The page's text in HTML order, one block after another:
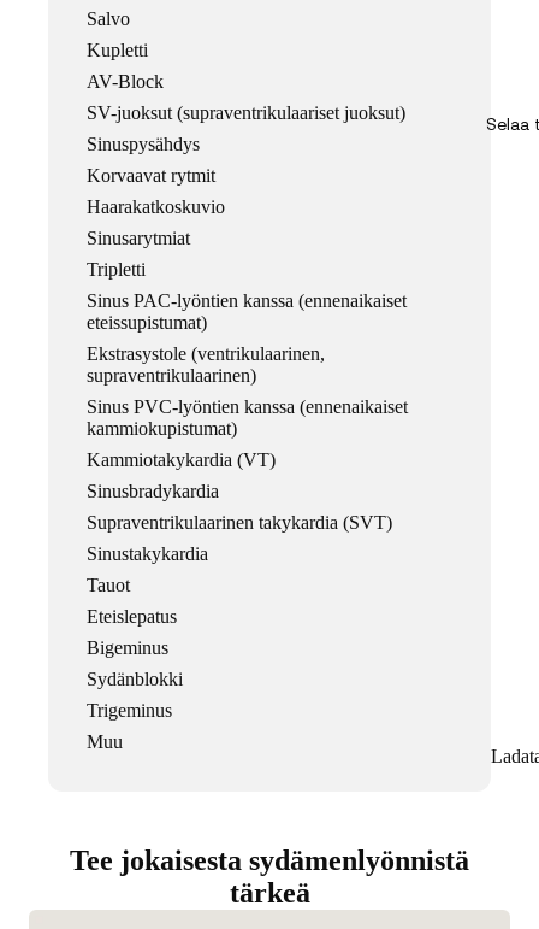
Selaa
Salvo
Kupletti
AV-Block
SV-juoksut (supraventrikulaariset juoksut)
Sinuspysähdys
Korvaavat rytmit
Haarakatkoskuvio
Sinusarytmiat
Tripletti
Sinus PAC-lyöntien kanssa (ennenaikaiset
eteissupistumat)
Ekstrasystole (ventrikulaarinen,
supraventrikulaarinen)
Sinus PVC-lyöntien kanssa (ennenaikaiset
kammiokupistumat)
Kammiotakykardia (VT)
Sinusbradykardia
Supraventrikulaarinen takykardia (SVT)
Sinustakykardia
Tauot
Eteislepatus
Bigeminus
Sydänblokki
Trigeminus
Muu
Tee jokaisesta sydämenlyönnistä
tärkeä